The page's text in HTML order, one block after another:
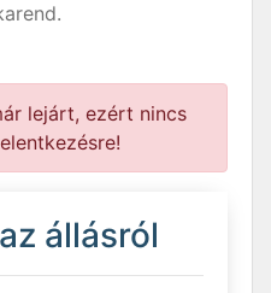
lejárt, ezért nincs
állásról